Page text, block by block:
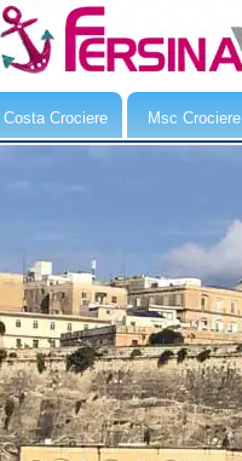
Costa Crociere Msc Crociere